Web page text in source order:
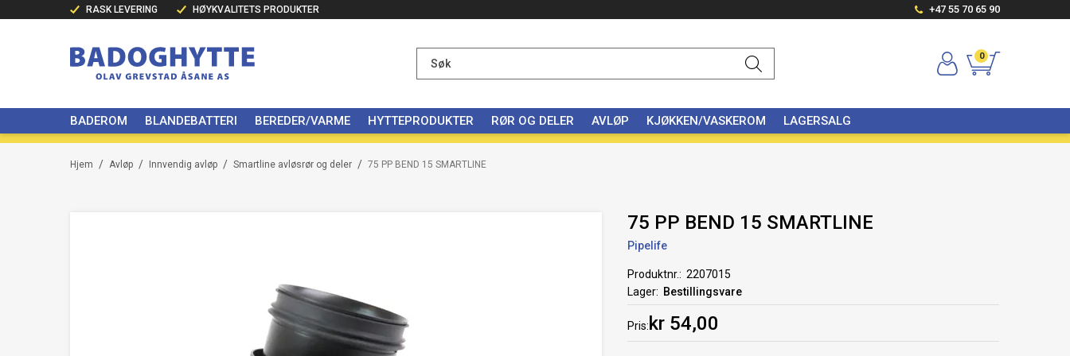
RASK LEVERING HØYKVALITETS PRODUKTER +47 55 70 65 90
0
BADEROM BLANDEBATTERI BEREDER/VARME HYTTEPRODUKTER RØR OG DELER AVLØP KJØKKEN/VASKEROM LAGERSALG
/
Hjem /
Avløp /
Innvendig avløp /
Smartline avløsrør og deler 75 PP BEND 15 SMARTLINE
75 PP BEND 15 SMARTLINE
Pipelife
Produktnr.
2207015
Lager
Bestillingsvare
Pris kr 54,00